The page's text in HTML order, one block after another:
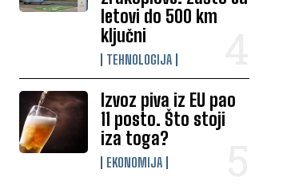
letovi do 500 km
ključni
TEHNOLOGIJA
Izvoz piva iz EU pao
11 posto. Što stoji
iza toga?
EKONOMIJA